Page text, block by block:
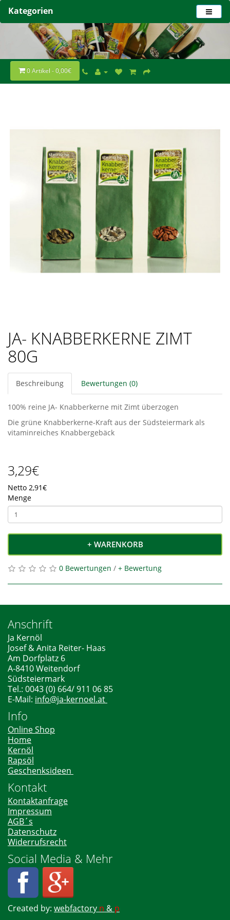
Kategorien
0 Artikel - 0,00€
JA- KNABBERKERNE ZIMT
80G
Beschreibung Bewertungen (0)
100% reine JA- Knabberkerne mit Zimt überzogen
Die grüne Knabberkerne-Kraft aus der Südsteiermark als
vitaminreiches Knabbergebäck
3,29€
Netto 2,91€
Menge
+ WARENKORB
0 Bewertungen / + Bewertung
Anschrift
Ja Kernöl
Josef & Anita Reiter- Haas
Am Dorfplatz 6
A-8410 Weitendorf
Südsteiermark
Tel.: 0043 (0) 664/ 911 06 85
E-Mail: info@ja-kernoel.at
Info
Online Shop
Home
Kernöl
Rapsöl
Geschenksideen
Kontakt
Kontaktanfrage
Impressum
AGB´s
Datenschutz
Widerrufsrecht
Social Media & Mehr
Created by: webfactory n & p